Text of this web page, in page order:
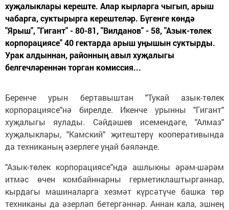
хуҗалыклары кереште. Алар кырларга чыгып, арыш
чабарга, суктырырга керештеләр. Бүгенге көндә
"Ярыш", "Гигант" - 80-81, "Вилданов" - 58, "Азык-төлек
корпорациясе" 40 гектарда арыш уңышын суктырды.
Урак алдыннан, районның авыл хуҗалыгы
белгечләреннән торган комиссия...
Беренче урын бертавыштан "Тукай азык-төлек
корпорациясе"нә бирелде. Икенче урынны "Гигант"
хуҗалыгы яулады. Сәйдәшев исемендәге, "Алмаз"
хуҗалыклары, "Камский" җитештерү кооперативында
да техниканың әзерлеге уңай бәяләнде.
"Азык-төлек корпорациясе"ндә ашлыкны әрәм-шәрәм
итмәс өчен комбайннарны герметиклаштырганнар,
кырдагы машиналарга хезмәт күрсәтүче башка төр
техниканы да әзерләп бетергәннәр. Аннан кала, эшнең